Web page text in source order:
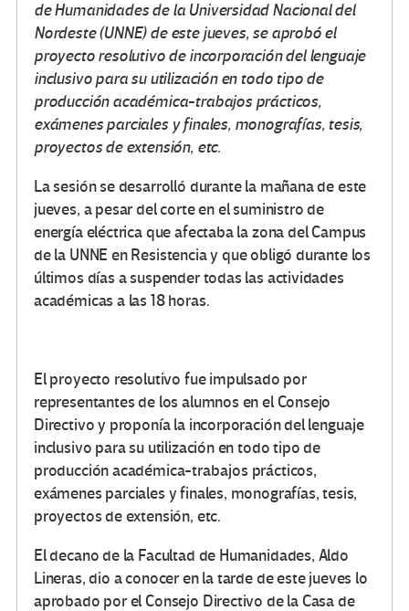
de Humanidades de la Universidad Nacional del
Nordeste (UNNE) de este jueves, se aprobó el
proyecto resolutivo de incorporación del lenguaje
inclusivo para su utilización en todo tipo de
producción académica-trabajos prácticos,
exámenes parciales y finales, monografías, tesis,
proyectos de extensión, etc.
La sesión se desarrolló durante la mañana de este
jueves, a pesar del corte en el suministro de
energía eléctrica que afectaba la zona del Campus
de la UNNE en Resistencia y que obligó durante los
últimos días a suspender todas las actividades
académicas a las 18 horas.
El proyecto resolutivo fue impulsado por
representantes de los alumnos en el Consejo
Directivo y proponía la incorporación del lenguaje
inclusivo para su utilización en todo tipo de
producción académica-trabajos prácticos,
exámenes parciales y finales, monografías, tesis,
proyectos de extensión, etc.
El decano de la Facultad de Humanidades, Aldo
Lineras, dio a conocer en la tarde de este jueves lo
aprobado por el Consejo Directivo de la Casa de